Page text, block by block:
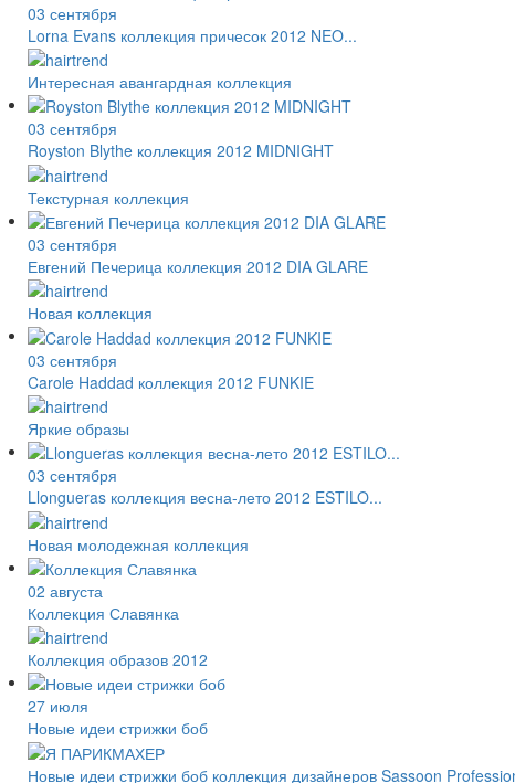
03 сентября
Lorna Evans коллекция причесок 2012 NEO...
Интересная авангардная коллекция
03 сентября
Royston Blythe коллекция 2012 MIDNIGHT
Текстурная коллекция
03 сентября
Евгений Печерица коллекция 2012 DIA GLARE
Новая коллекция
03 сентября
Carole Haddad коллекция 2012 FUNKIE
Яркие образы
03 сентября
Llongueras коллекция весна-лето 2012 ESTILO...
Новая молодежная коллекция
02 августа
Коллекция Славянка
Коллекция образов 2012
27 июля
Новые идеи стрижки боб
Новые идеи стрижки боб коллекция дизайнеров Sassoon